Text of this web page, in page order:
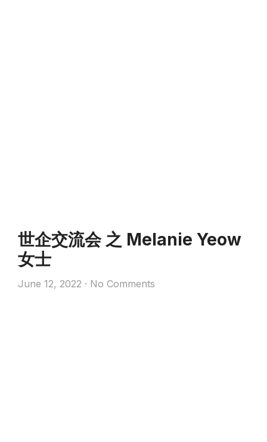
世企交流会 之 Melanie Yeow
女士
June 12, 2022 No Comments